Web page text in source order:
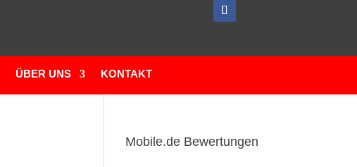
ÜBER UNS KONTAKT
Mobile.de Bewertungen